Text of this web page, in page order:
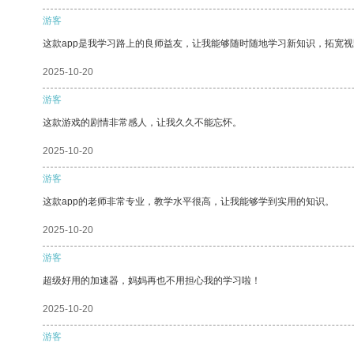
游客
这款app是我学习路上的良师益友，让我能够随时随地学习新知识，拓宽
2025-10-20
游客
这款游戏的剧情非常感人，让我久久不能忘怀。
2025-10-20
游客
这款app的老师非常专业，教学水平很高，让我能够学到实用的知识。
2025-10-20
游客
超级好用的加速器，妈妈再也不用担心我的学习啦！
2025-10-20
游客